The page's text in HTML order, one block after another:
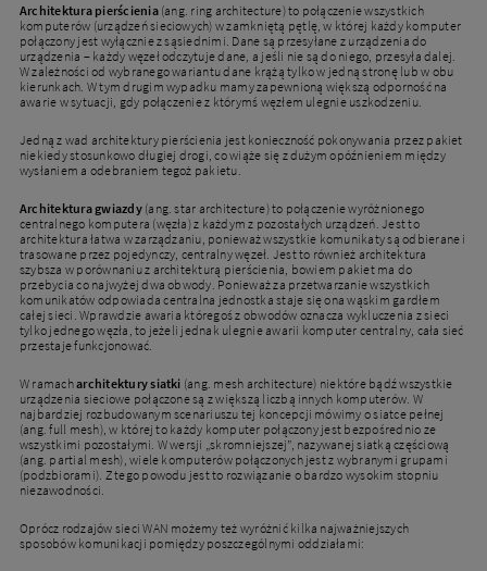
Architektura pierścienia(ang. ring architecture) to połączenie wszystkich
komputerów (urządzeń sieciowych) w zamkniętą pętlę, w której każdy komputer
połączony jest wyłącznie z sąsiednimi. Dane są przesyłane z urządzenia do
urządzenia – każdy węzeł odczytuje dane, a jeśli nie są do niego, przesyła dalej.
W zależności od wybranego wariantu dane krążą tylko w jedną stronę lub w obu
kierunkach. W tym drugim wypadku mamy zapewnioną większą odporność na
awarie w sytuacji, gdy połączenie z którymś węzłem ulegnie uszkodzeniu.
Jedną z wad architektury pierścienia jest konieczność pokonywania przez pakiet
niekiedy stosunkowo długiej drogi, co wiąże się z dużym opóźnieniem między
wysłaniem a odebraniem tegoż pakietu.
Architektura gwiazdy(ang. star architecture) to połączenie wyróżnionego
centralnego komputera (węzła) z każdym z pozostałych urządzeń. Jest to
architektura łatwa w zarządzaniu, ponieważ wszystkie komunikaty są odbierane i
trasowane przez pojedynczy, centralny węzeł. Jest to również architektura
szybsza w porównaniu z architekturą pierścienia, bowiem pakiet ma do
przebycia co najwyżej dwa obwody. Ponieważ za przetwarzanie wszystkich
komunikatów odpowiada centralna jednostka staje się ona wąskim gardłem
całej sieci. Wprawdzie awaria któregoś z obwodów oznacza wykluczenia z sieci
tylko jednego węzła, to jeżeli jednak ulegnie awarii komputer centralny, cała sieć
przestaje funkcjonować.
W ramacharchitektury siatki (ang. mesh architecture) niektóre bądź wszystkie
urządzenia sieciowe połączone są z większą liczbą innych komputerów. W
najbardziej rozbudowanym scenariuszu tej koncepcji mówimy o siatce pełnej
(ang. full mesh), w której to każdy komputer połączony jest bezpośrednio ze
wszystkimi pozostałymi. W wersji „skromniejszej”, nazywanej siatką częściową
(ang. partial mesh), wiele komputerów połączonych jest z wybranymi grupami
(podzbiorami). Z tego powodu jest to rozwiązanie o bardzo wysokim stopniu
niezawodności.
Oprócz rodzajów sieci WAN możemy też wyróżnić kilka najważniejszych
sposobów komunikacji pomiędzy poszczególnymi oddziałami: